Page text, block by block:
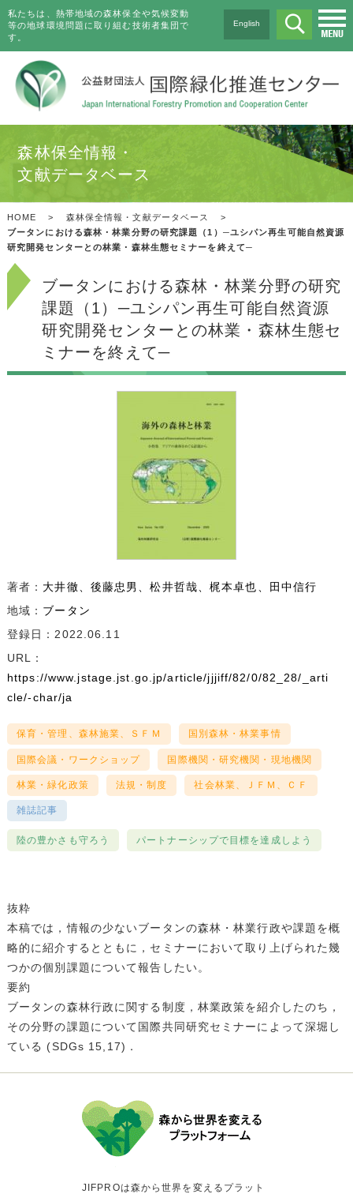
私たちは、熱帯地域の森林保全や気候変動
等の地球環境問題に取り組む技術者集団で
す。
English
森林保全情報・
文献データベース
HOME > 森林保全情報・文献データベース
>
ブータンにおける森林・林業分野の研究課題（1）─ユシパン再生可能自然資源
研究開発センターとの林業・森林生態セミナーを終えて─
ブータンにおける森林・林業分野の研究
課題（1）─ユシパン再生可能自然資源
研究開発センターとの林業・森林生態セ
ミナーを終えて─
著者： 大井徹 後藤忠男 松井哲哉 梶本卓也
田中信行
地域： ブータン
登録日：2022.06.11
URL：
https://www.jstage.jst.go.jp/article/jjjiff/82/0/82_28/_arti
cle/-char/ja
保育・管理、森林施業、ＳＦＭ 国別森林・林業事情
国際会議・ワークショップ 国際機関・研究機関・現地機関
林業・緑化政策 法規・制度 社会林業、ＪＦＭ、ＣＦ
雑誌記事
陸の豊かさも守ろう パートナーシップで目標を達成しよう
抜粋
本稿では，情報の少ないブータンの森林・林業行政や課題を概
略的に紹介するとともに，セミナーにおいて取り上げられた幾
つかの個別課題について報告したい。
要約
ブータンの森林行政に関する制度，林業政策を紹介したのち，
その分野の課題について国際共同研究セミナーによって深堀し
ている (SDGs 15,17)．
JIFPROは森から世界を変えるプラット